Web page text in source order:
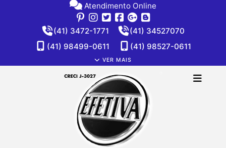
Atendimento Online
(41) 3472-1771
(41) 34527070
(41) 98499-0611
(41) 98527-0611
VER MAIS